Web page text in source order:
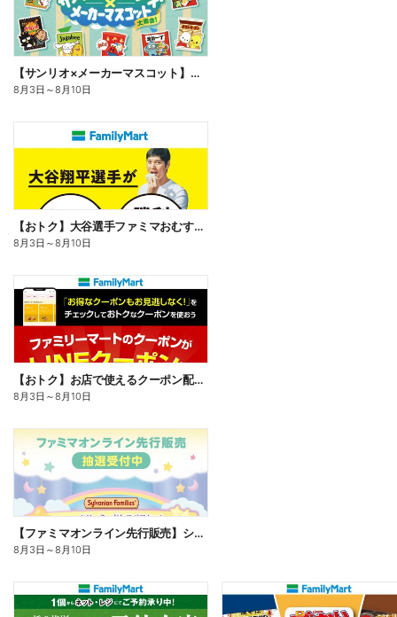
【サンリオ×メーカーマスコット】オリジナルグッズ貰える!
8月3日 ～8月10日
【おトク】大谷選手ファミマおむすび割
8月3日 ～8月10日
【おトク】お店で使えるクーポン配信中
8月3日 ～8月10日
【ファミマオンライン先行販売】シルバニアファミリー
8月3日 ～8月10日